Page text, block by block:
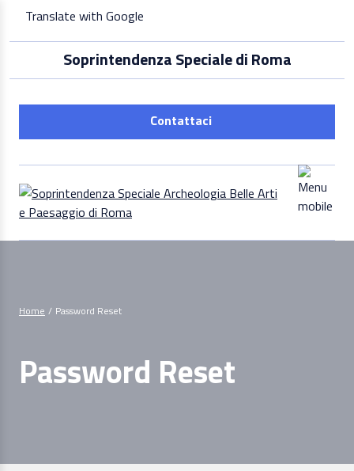
content
Translate with Google
Soprintendenza Speciale di Roma
Contattaci
Home / Password Reset
Password Reset